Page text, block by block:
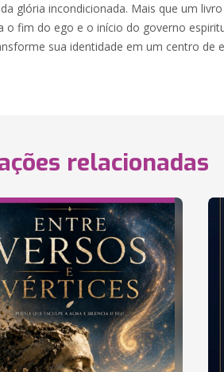
glória incondicionada. Mais que um
o fim do ego e o início do governo
sua identidade em um centro de
relacionadas